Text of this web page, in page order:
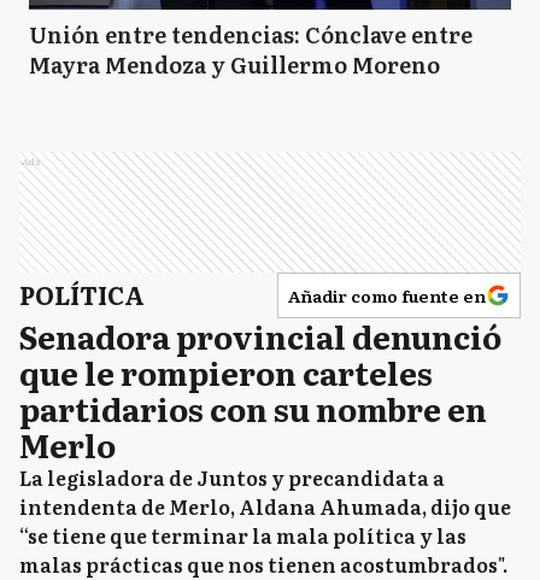
Unión entre tendencias: Cónclave entre
Mayra Mendoza y Guillermo Moreno
Ads
POLÍTICA Añadir como fuente en
Senadora provincial denunció
que le rompieron carteles
partidarios con su nombre en
Merlo
La legisladora de Juntos y precandidata a
intendenta de Merlo, Aldana Ahumada, dijo que
“se tiene que terminar la mala política y las
malas prácticas que nos tienen acostumbrados".